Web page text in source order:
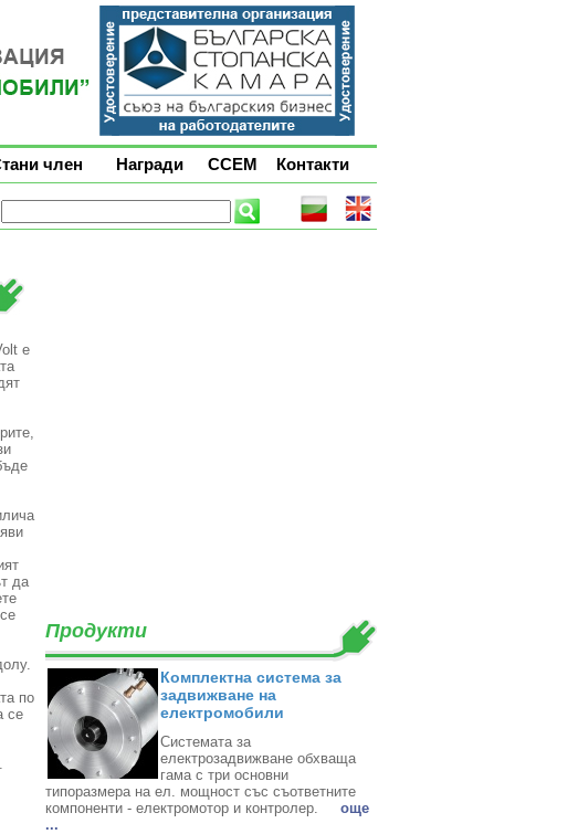
член Награди ССЕМ Контакти
е
да
по
се
.
Продукти
Комплектна система за
задвижване на
електромобили
Системата за
електрозадвижване обхваща
гама с три основни
типоразмера на ел. мощност със съответните
компоненти - електромотор и контролер. ‎ oще
...